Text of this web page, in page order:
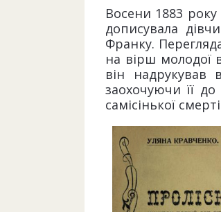
Восени 1883
дописувала
Франку.
на вірш молодої
він надрукував
заохочуючи її
самісінької